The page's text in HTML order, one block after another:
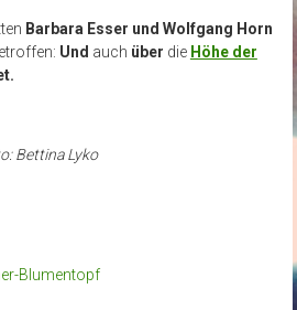
Barbara Esser und Wolfgang Horn
Und auch über die Höhe der
Bettina Lyko